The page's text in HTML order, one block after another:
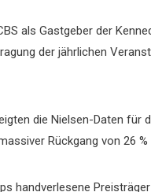
als Gastgeber der
der jährlichen
die Nielsen-Daten für
Rückgang von 26
handverlesene